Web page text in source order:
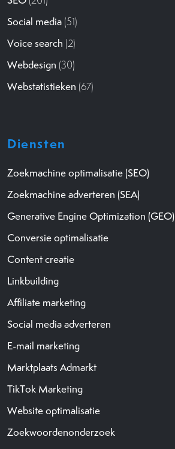
Social media (51)
Voice search (2)
Webdesign (30)
Webstatistieken (67)
Diensten
Zoekmachine optimalisatie (SEO)
Zoekmachine adverteren (SEA)
Generative Engine Optimization (GEO)
Conversie optimalisatie
Content creatie
Linkbuilding
Affiliate marketing
Social media adverteren
E-mail marketing
Marktplaats Admarkt
TikTok Marketing
Website optimalisatie
Zoekwoordenonderzoek